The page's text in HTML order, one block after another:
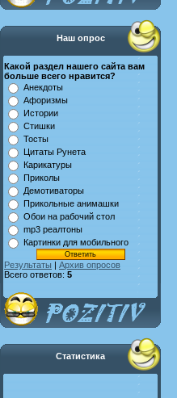
Наш опрос
Какой раздел нашего сайта вам
больше всего нравится?
Анекдоты
Афоризмы
Истории
Стишки
Тосты
Цитаты Рунета
Карикатуры
Приколы
Демотиваторы
Прикольные анимашки
Обои на рабочий стол
mp3 реалтоны
Картинки для мобильного
Результаты | Архив опросов
Всего ответов: 5
Статистика